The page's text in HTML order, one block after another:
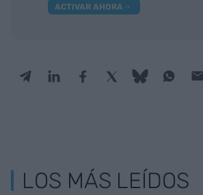
ACTIVAR AHORA
LOS MÁS LEÍDOS